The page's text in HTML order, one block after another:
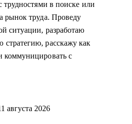
(скрининг с HR, финальное
- подготовиться к
(повышение или переговоры на
заметил и наконец начал
трудностями в поиске или
рынок труда. Проведу
ситуации, разработаю
стратегию, расскажу как
коммуницировать с
августа 2026